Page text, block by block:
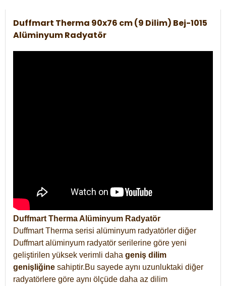
Duffmart Therma 90x76 cm (9 Dilim) Bej-1015
Alüminyum Radyatör
Duffmart Therma Alüminyum Radyatör
Duffmart Therma serisi alüminyum radyatörler diğer
Duffmart alüminyum radyatör serilerine göre yeni
geliştirilen yüksek verimli daha geniş dilim
genişliğine sahiptir.Bu sayede aynı uzunluktaki diğer
radyatörlere göre aynı ölçüde daha az dilim